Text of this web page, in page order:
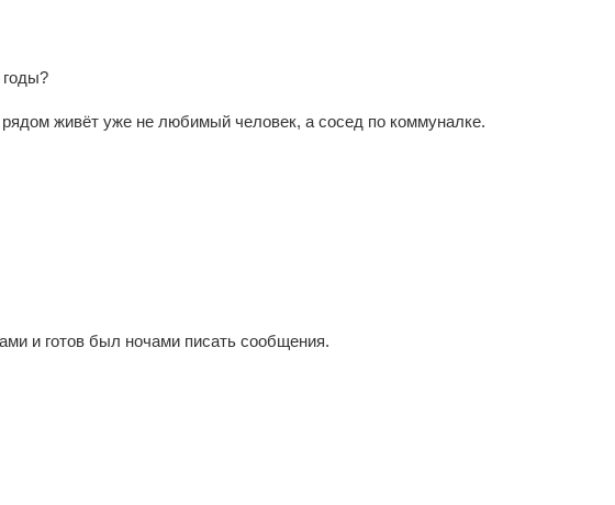
живёт уже не любимый человек, а сосед по коммуналке.
и готов был ночами писать сообщения.